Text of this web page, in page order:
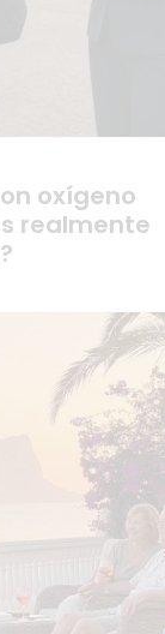
oxígeno
realmente